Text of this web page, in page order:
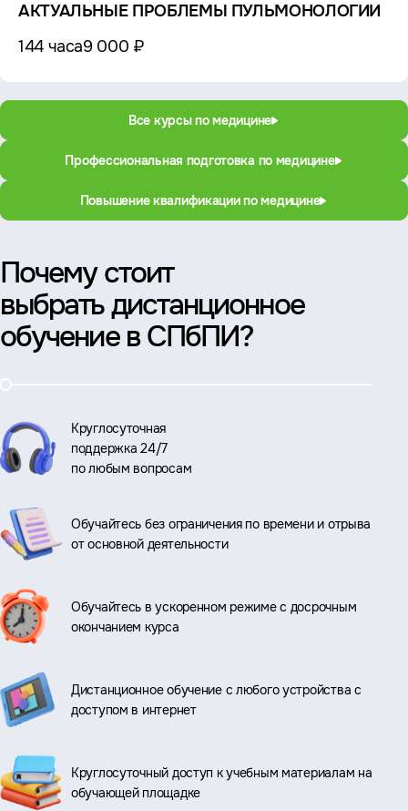
АКТУАЛЬНЫЕ ПРОБЛЕМЫ ПУЛЬМОНОЛОГИИ
144 часа9 000 ₽
Все курсы по медицине
Профессиональная подготовка по медицине
Повышение квалификации по медицине
Почему стоит
выбрать дистанционное
обучение в СПбПИ?
Круглосуточная
поддержка 24/7
по любым вопросам
Обучайтесь без ограничения по времени и отрыва
от основной деятельности
Обучайтесь в ускоренном режиме с досрочным
окончанием курса
Дистанционное обучение с любого устройства с
доступом в интернет
Круглосуточный доступ к учебным материалам на
обучающей площадке